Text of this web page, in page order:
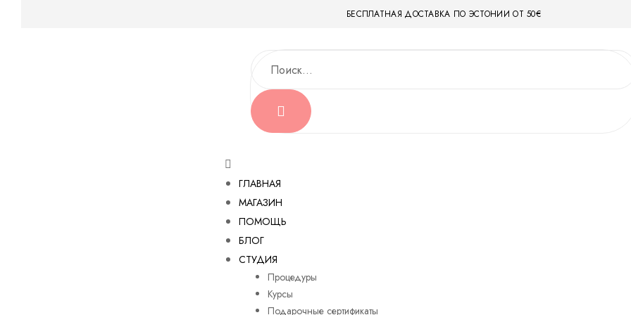
БЕСПЛАТНАЯ ДОСТАВКА ПО ЭСТОНИИ ОТ 50€
ГЛАВНАЯ
МАГАЗИН
ПОМОЩЬ
БЛОГ
СТУДИЯ
Процедуры
Курсы
Подарочные сертификаты